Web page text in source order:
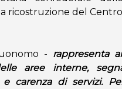
ricostruzione del
- rappresenta
aree interne,
carenza di servizi.